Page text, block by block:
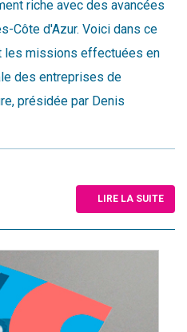
riche avec des avancées
Côte d'Azur. Voici dans ce
les missions effectuées en
des entreprises de
présidée par Denis
LIRE LA SUITE